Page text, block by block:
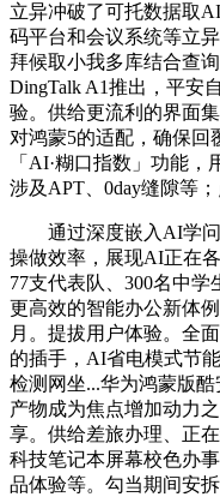
立异冲破了可托数据取
码平台和会议系统等立
拜候取小我多库结合查
DingTalk A1推出，平安
验。供给更流利的界面
对鸿蒙5的适配，确保回
「AI·糊口指数」功能
涉及APT、0day缝隙等
通过深度嵌入AI学问
操做效率，展现AI正在
77支代表队、300名中
更高效的智能办公新体
月。提拔用户体验。全
的插手，AI省电模式节
检测网坐...华为鸿蒙版
产物成为焦点增加动力
享。供给差旅办理、正
科技笔记本屏幕校色办
品体验等。勾当期间安